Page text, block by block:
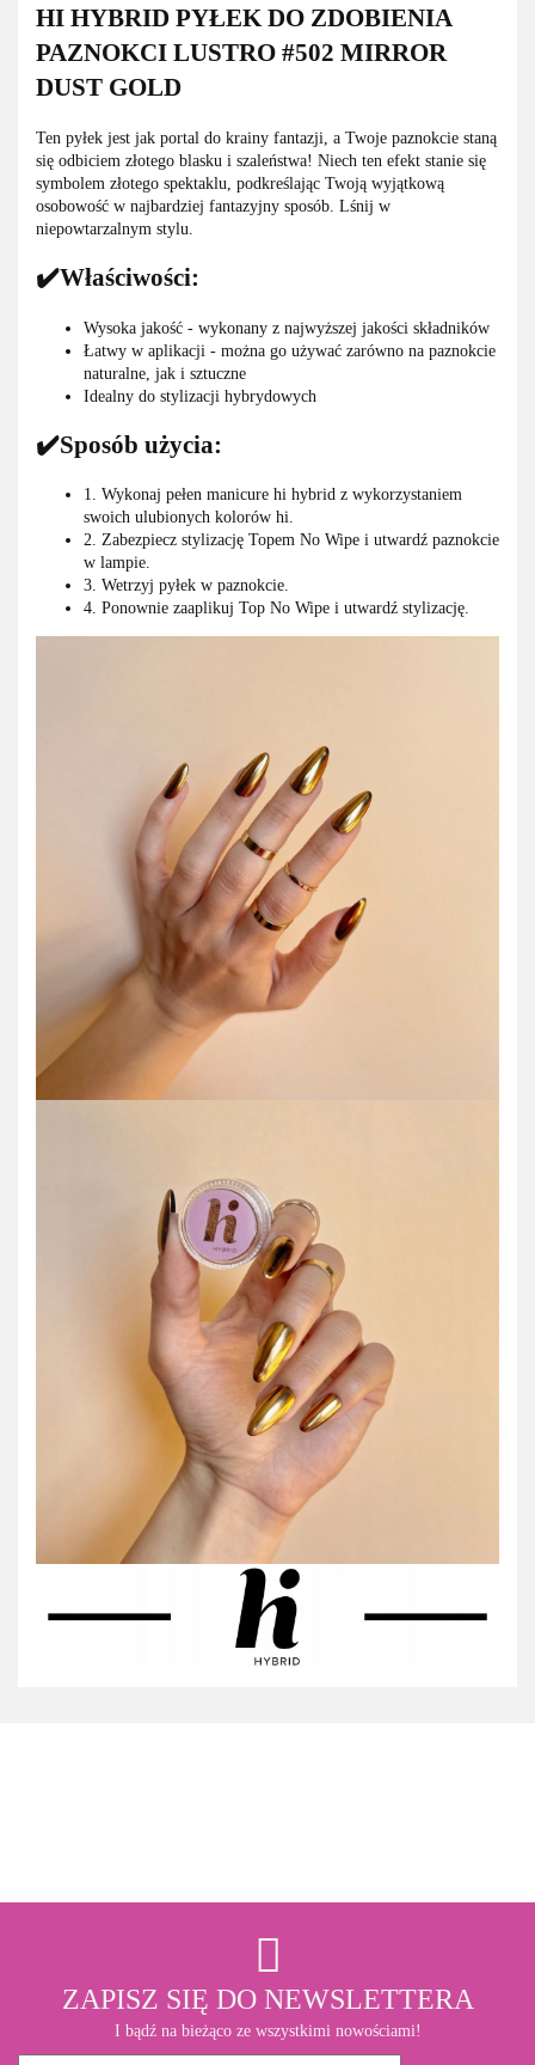
HI HYBRID PYŁEK DO ZDOBIENIA
PAZNOKCI LUSTRO #502 MIRROR
DUST GOLD
Ten pyłek jest jak portal do krainy fantazji, a Twoje paznokcie staną
się odbiciem złotego blasku i szaleństwa! Niech ten efekt stanie się
symbolem złotego spektaklu, podkreślając Twoją wyjątkową
osobowość w najbardziej fantazyjny sposób. Lśnij w
niepowtarzalnym stylu.
✔️Właściwości:
Wysoka jakość - wykonany z najwyższej jakości składników
Łatwy w aplikacji - można go używać zarówno na paznokcie
naturalne, jak i sztuczne
Idealny do stylizacji hybrydowych
✔️Sposób użycia:
1. Wykonaj pełen manicure hi hybrid z wykorzystaniem
swoich ulubionych kolorów hi.
2. Zabezpiecz stylizację Topem No Wipe i utwardź paznokcie
w lampie.
3. Wetrzyj pyłek w paznokcie.
4. Ponownie zaaplikuj Top No Wipe i utwardź stylizację.
ZAPISZ SIĘ DO NEWSLETTERA
I bądź na bieżąco ze wszystkimi nowościami!